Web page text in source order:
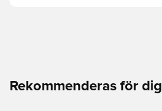
Rekommenderas för dig